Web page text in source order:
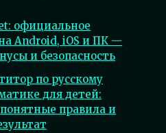
официальное
Android, iOS и ПК —
и безопасность
по русскому
для детей:
правила и